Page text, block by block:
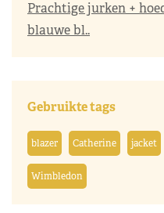
Prachtige jurken +
blauwe bl..
Gebruikte tags
blazer Catherine jacket
Wimbledon